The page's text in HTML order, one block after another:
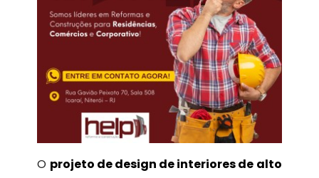
O projeto de design de interiores de alto